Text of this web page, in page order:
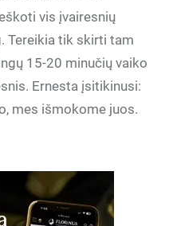
vis įvairesnių
Tereikia tik skirti tam
15-20 minučių vaiko
Ernesta įsitikinusi:
mes išmokome juos.